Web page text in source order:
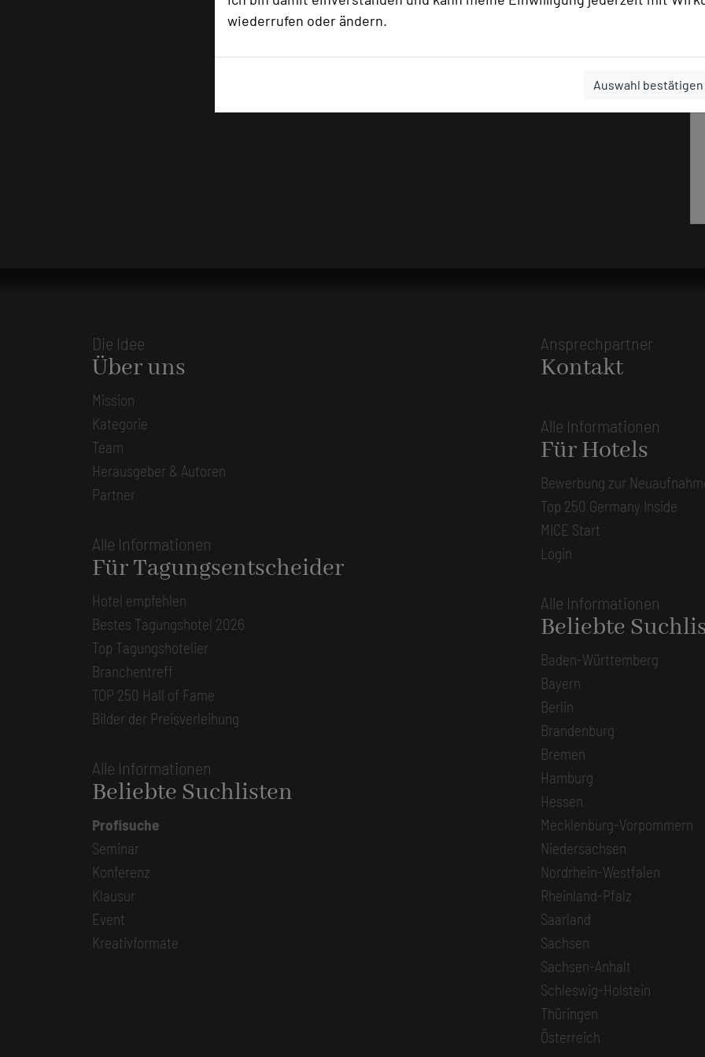
wiederrufen oder ändern.
Auswahl bestätigen
Die Idee
Über uns
Mission
Kategorie
Team
Herausgeber & Autoren
Partner
Alle Informationen
Für Tagungsentscheider
Hotel empfehlen
Bestes Tagungshotel 2026
Top Tagungshotelier
Branchentreff
TOP 250 Hall of Fame
Bilder der Preisverleihung
Alle Informationen
Beliebte Suchlisten
Profisuche
Seminar
Konferenz
Klausur
Event
Kreativformate
Ansprechpartner
Kontakt
Alle Informationen
Für Hotels
Bewerbung zur
Top 250 Germany Inside
MICE Start
Login
Alle Informationen
Beliebte
Baden-Württemberg
Bayern
Berlin
Brandenburg
Bremen
Hamburg
Hessen
Mecklenburg-Vorpommern
Niedersachsen
Nordrhein-Westfalen
Rheinland-Pfalz
Saarland
Sachsen
Sachsen-Anhalt
Schleswig-Holstein
Thüringen
Österreich